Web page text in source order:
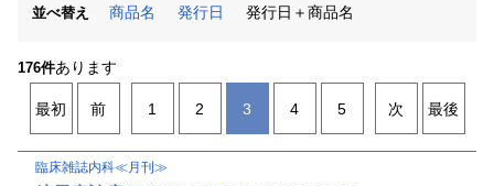
並べ替え 商品名 発行日 発行日＋商品名
176件あります
最初 前 1 2 3 4 5 次 最後
臨床雑誌内科≪月刊≫